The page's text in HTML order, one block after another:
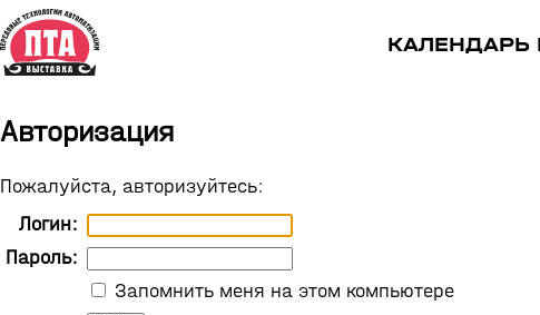
КАЛЕНДАРЬ
Авторизация
Пожалуйста, авторизуйтесь:
Логин:
Пароль:
Запомнить меня на этом компьютере